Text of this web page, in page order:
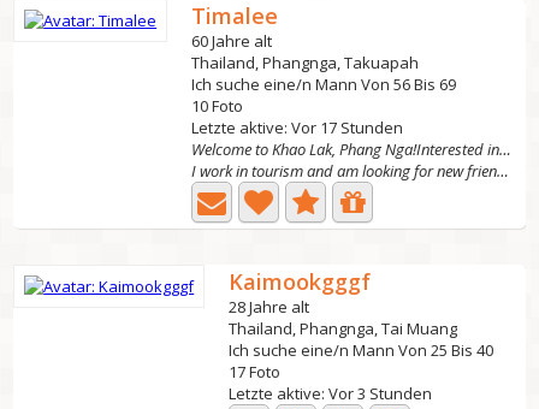
Timalee
60 Jahre alt
Thailand, Phangnga, Takuapah
Ich suche eine/n Mann Von 56 Bis 69
10 Foto
Letzte aktive: Vor 17 Stunden
Welcome to Khao Lak, Phang Nga!Interested in trave
I work in tourism and am looking for new friends my age...
Kaimookgggf
28 Jahre alt
Thailand, Phangnga, Tai Muang
Ich suche eine/n Mann Von 25 Bis 40
17 Foto
Letzte aktive: Vor 3 Stunden